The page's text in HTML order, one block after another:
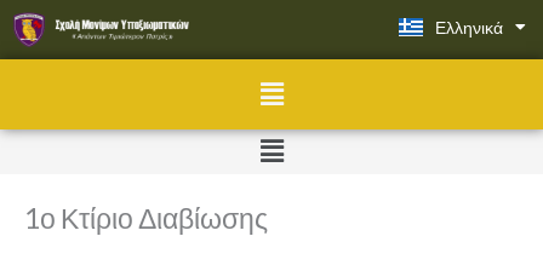
Μετάβαση
στο
περιεχόμενο
Ελληνικά
English
Menu
Menu
1ο Κτίριο Διαβίωσης